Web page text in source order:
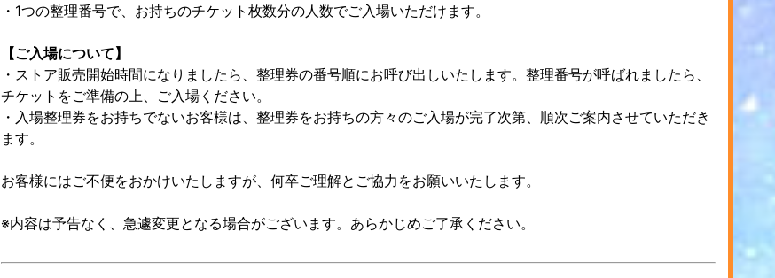
・1つの整理番号で、お持ちのチケット枚数分の人数でご入場いただけます。
【ご入場について】
・ストア販売開始時間になりましたら、整理券の番号順にお呼び出しいたします。整理番号が呼ばれましたら、
チケットをご準備の上、ご入場ください。
・入場整理券をお持ちでないお客様は、整理券をお持ちの方々のご入場が完了次第、順次ご案内させていただき
ます。
お客様にはご不便をおかけいたしますが、何卒ご理解とご協力をお願いいたします。
※内容は予告なく、急遽変更となる場合がございます。あらかじめご了承ください。